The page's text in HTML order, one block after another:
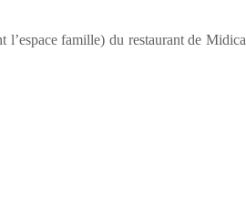
l’espace famille) du restaurant de Midica